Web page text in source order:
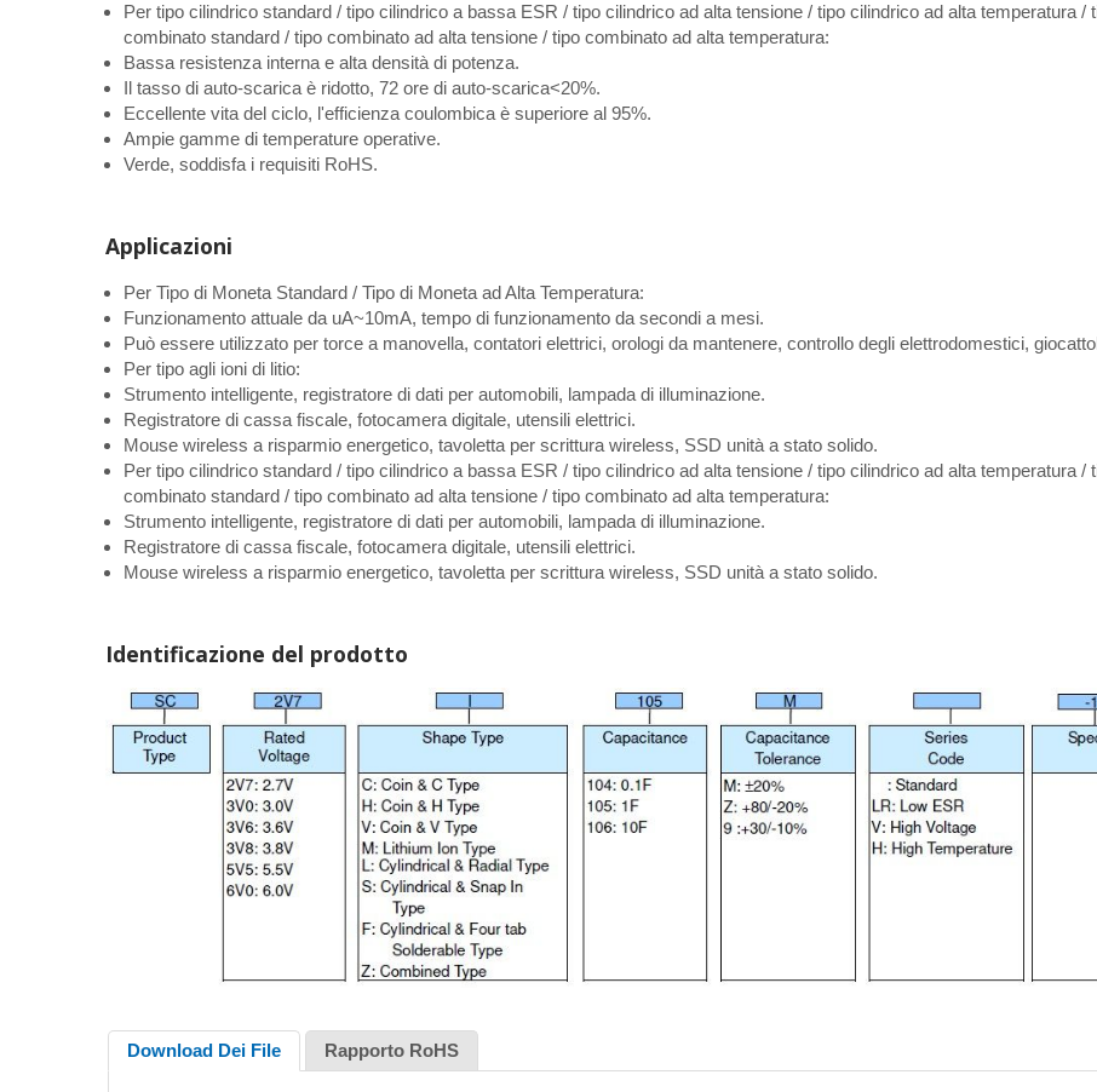
Per tipo cilindrico standard / tipo cilindrico a bassa ESR / tipo cilindrico ad alta tensione / tipo cilindrico ad alta temperatura /
combinato standard / tipo combinato ad alta tensione / tipo combinato ad alta temperatura:
Bassa resistenza interna e alta densità di potenza.
Il tasso di auto-scarica è ridotto, 72 ore di auto-scarica<20%.
Eccellente vita del ciclo, l'efficienza coulombica è superiore al 95%.
Ampie gamme di temperature operative.
Verde, soddisfa i requisiti RoHS.
Applicazioni
Per Tipo di Moneta Standard / Tipo di Moneta ad Alta Temperatura:
Funzionamento attuale da uA~10mA, tempo di funzionamento da secondi a mesi.
Può essere utilizzato per torce a manovella, contatori elettrici, orologi da mantenere, controllo degli elettrodomestici,
Per tipo agli ioni di litio:
Strumento intelligente, registratore di dati per automobili, lampada di illuminazione.
Registratore di cassa fiscale, fotocamera digitale, utensili elettrici.
Mouse wireless a risparmio energetico, tavoletta per scrittura wireless, SSD unità a stato solido.
Per tipo cilindrico standard / tipo cilindrico a bassa ESR / tipo cilindrico ad alta tensione / tipo cilindrico ad alta temperatura /
combinato standard / tipo combinato ad alta tensione / tipo combinato ad alta temperatura:
Strumento intelligente, registratore di dati per automobili, lampada di illuminazione.
Registratore di cassa fiscale, fotocamera digitale, utensili elettrici.
Mouse wireless a risparmio energetico, tavoletta per scrittura wireless, SSD unità a stato solido.
Identificazione del prodotto
Download Dei File Rapporto RoHS